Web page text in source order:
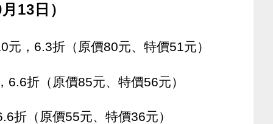
13日）
，6.3折（原價80元、特價51元）
折（原價85元、特價56元）
折（原價55元、特價36元）